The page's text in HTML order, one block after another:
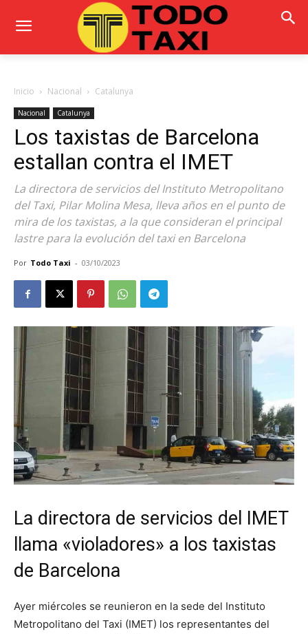
Inicio Nacional Catalunya
Nacional Catalunya
Los taxistas de Barcelona
estallan contra el IMET
La directora de servicios del Instituto Metropolitano
del Taxi, Pilar Molina Mesa, lleva años en el punto de
mira de los taxistas, a la que consideran el principal
lastre para la evolución del taxi en Barcelona
Por Todo Taxi - 03/10/2023
La directora de servicios del IMET
llama «violadores» a los taxistas
de Barcelona
Ayer miércoles se reunieron en la sede del Instituto
Metropolitano del Taxi (IMET) los representantes del